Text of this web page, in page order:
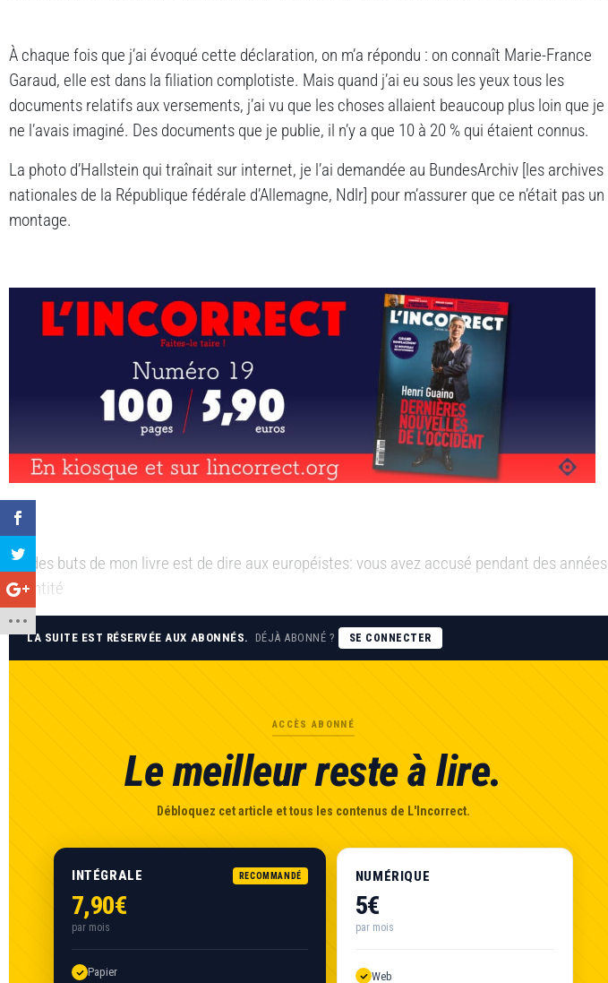
À chaque fois que j’ai évoqué cette déclaration, on m’a répondu : on connaît Marie-France
Garaud, elle est dans la filiation complotiste. Mais quand j’ai eu sous les yeux tous les
documents relatifs aux versements, j’ai vu que les choses allaient beaucoup plus loin que je
ne l’avais imaginé. Des documents que je publie, il n’y a que 10 à 20 % qui étaient connus.
La photo d’Hallstein qui traînait sur internet, je l’ai demandée au BundesArchiv [les archives
nationales de la République fédérale d’Allemagne, Ndlr] pour m’assurer que ce n’était pas un
montage.
Un des buts de mon livre est de dire aux européistes: vous avez accusé pendant des années
quantité
LA SUITE EST RÉSERVÉE AUX ABONNÉS. DÉJÀ ABONNÉ ? SE CONNECTER
ACCÈS ABONNÉ
Le meilleur reste à lire.
Débloquez cet article et tous les contenus de L'Incorrect.
INTÉGRALE RECOMMANDÉ
7,90€
par mois
Papier
NUMÉRIQUE
5€
par mois
Web